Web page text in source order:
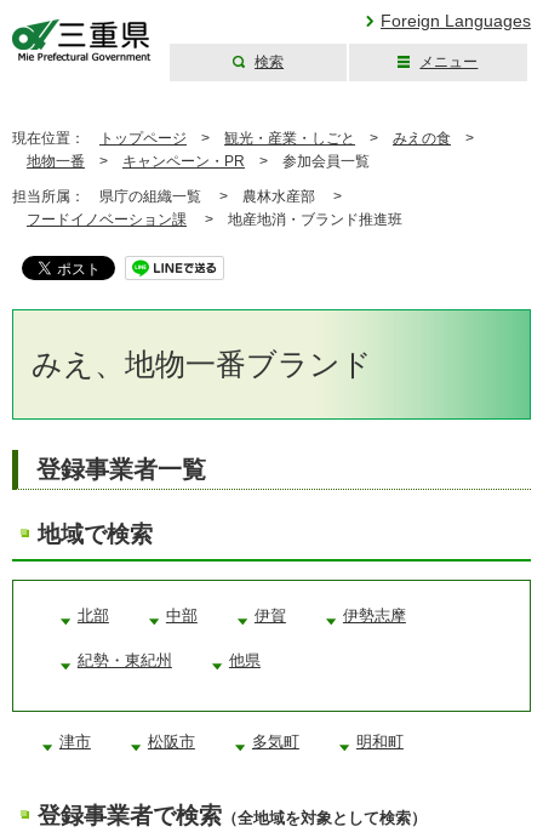
Foreign Languages
検索 メニュー
現在位置： トップページ > 観光・産業・しごと > みえの食 >
地物一番 > キャンペーン・PR > 参加会員一覧
担当所属： 県庁の組織一覧 > 農林水産部 >
フードイノベーション課 > 地産地消・ブランド推進班
みえ、地物一番ブランド
登録事業者一覧
地域で検索
北部 中部 伊賀 伊勢志摩
紀勢・東紀州 他県
津市 松阪市 多気町 明和町
登録事業者で検索 （全地域を対象として検索）